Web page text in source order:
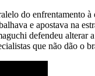
do enfrentamento
e apostava na
defendeu alterar
que não dão o